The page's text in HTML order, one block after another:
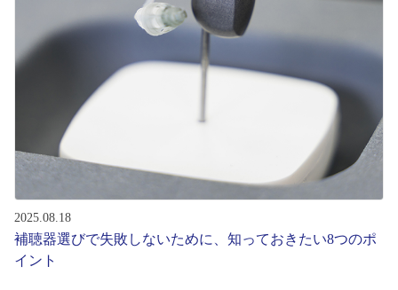
レンズ
コンタクトレンズ
グッズ・小物
2025.08.18
補聴器選びで失敗しないために、知っておきたい8つのポ
イント